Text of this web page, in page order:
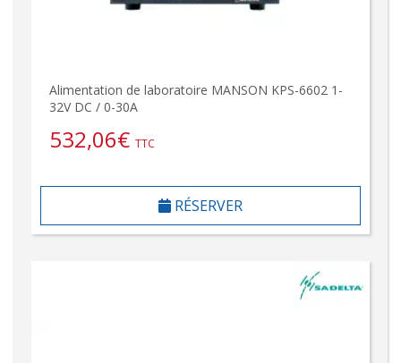
Alimentation de laboratoire MANSON KPS-6602 1-
32V DC / 0-30A
532,06€ TTC
RÉSERVER